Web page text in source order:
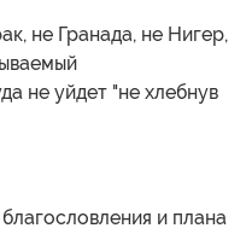
не Гранада, не Нигер,
не уйдет "не хлебнув
и плана